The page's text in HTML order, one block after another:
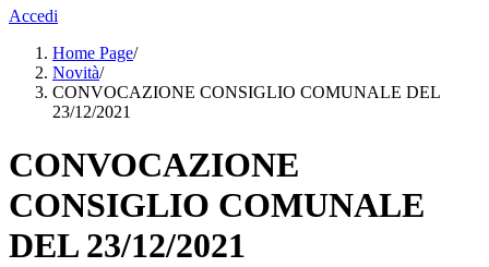
Accedi
Home Page/
Novità/
CONVOCAZIONE CONSIGLIO COMUNALE DEL
23/12/2021
CONVOCAZIONE
CONSIGLIO COMUNALE
DEL 23/12/2021